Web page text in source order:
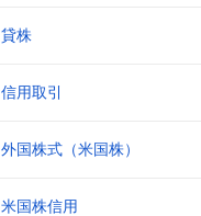
貸株
信用取引
外国株式（米国株）
米国株信用